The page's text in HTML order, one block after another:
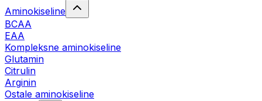
Aminokiseline
BCAA
EAA
Kompleksne aminokiseline
Glutamin
Citrulin
Arginin
Ostale aminokiseline